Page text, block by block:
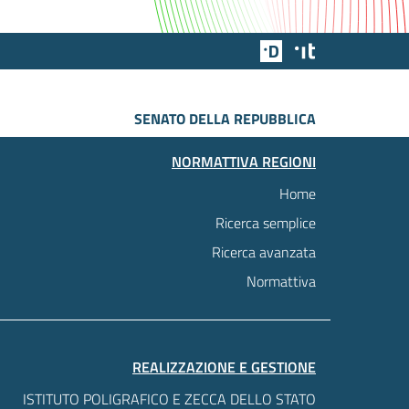
Team Digitale
SENATO DELLA REPUBBLICA
NORMATTIVA REGIONI
Home
Ricerca semplice
Ricerca avanzata
Normattiva
REALIZZAZIONE E GESTIONE
ISTITUTO POLIGRAFICO E ZECCA DELLO STATO